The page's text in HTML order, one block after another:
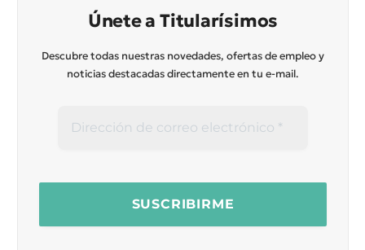
Únete a Titularísimos
Descubre todas nuestras novedades, ofertas de empleo y
noticias destacadas directamente en tu e-mail.